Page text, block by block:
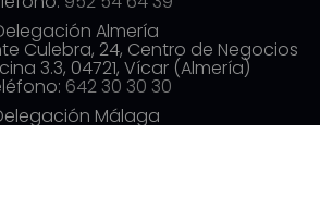
Almería
Culebra, 24, Centro de Negocios
3.3, 04721, Vícar (Almería)
642 30 30 30
Málaga